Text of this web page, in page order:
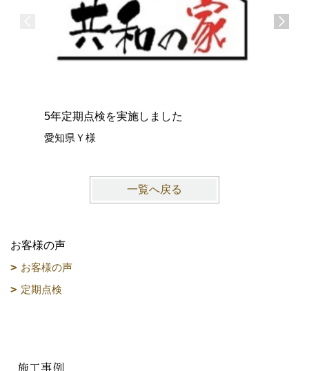
5年定期点検を実施しました
愛知県Ｙ様
一覧へ戻る
お客様の声
お客様の声
定期点検
施工事例